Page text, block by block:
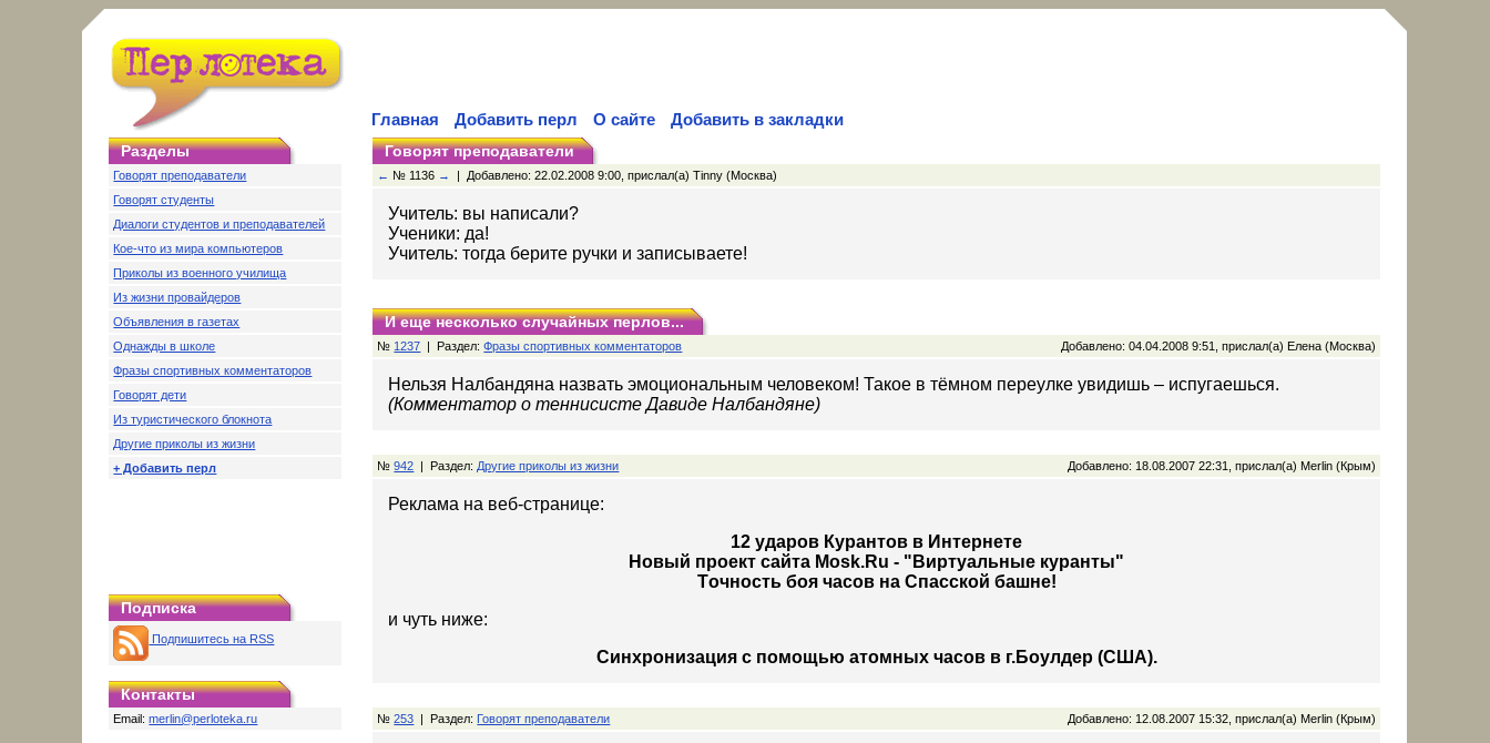
Главная Добавить перл О сайте
Добавить в закладки
Разделы
Говорят преподаватели
Говорят студенты
Диалоги студентов и преподавателей
Кое-что из мира компьютеров
Приколы из военного училища
Из жизни провайдеров
Объявления в газетах
Однажды в школе
Фразы спортивных комментаторов
Говорят дети
Из туристического блокнота
Другие приколы из жизни
+ Добавить перл
Подписка
Подпишитесь на RSS
Контакты
Email:merlin@perloteka.ru
Говорят преподаватели
← № 1136 → | Добавлено: 22.02.2008 9:00, прислал(а) Tinny (Москва)
Учитель: вы написали?
Ученики: да!
Учитель: тогда берите ручки и записываете!
И еще несколько случайных перлов...
№ 1237 | Раздел:Фразы спортивных комментаторов Добавлено: 04.04.2008 9:51, прислал(а) Елена (Москва)
Нельзя Налбандяна назвать эмоциональным человеком! Такое в тёмном переулке увидишь – испугаешься.
(Комментатор о теннисисте Давиде Налбандяне)
№942 | Раздел: Другие приколы из жизни Добавлено: 18.08.2007 22:31, прислал(а) Merlin (Крым)
Реклама на веб-странице:
12 ударов Курантов в Интернете
Hовый проект сайта Mosk.Ru - "Виртуальные куранты"
Tочность боя часов на Спасской башне!
и чуть ниже:
Cинхронизация c помощью атомных часов в г.Боулдер (США).
№253 | Раздел: Говорят преподаватели Добавлено: 12.08.2007 15:32, прислал(а) Merlin (Крым)